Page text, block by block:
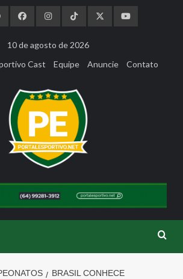
10 de agosto de 2026
Cast Equipe Anuncie Contato
BRASIL CONHECE